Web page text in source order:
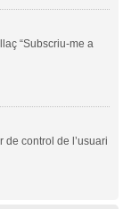
“Subscriu-me a
de control de l’usuari